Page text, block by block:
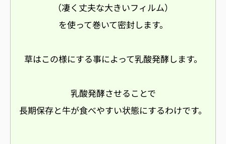
（凄く丈夫な大きいフィルム）
を使って巻いて密封します。
草はこの様にする事によって乳酸発酵します。
乳酸発酵させることで
長期保存と牛が食べやすい状態にするわけです。